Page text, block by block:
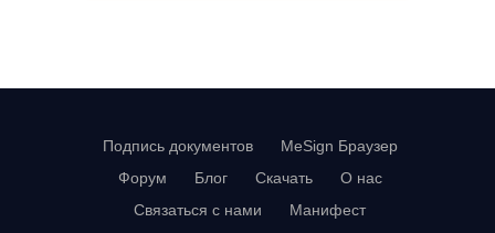
Подпись документов
MeSign Браузер
Форум
Блог Скачать
О нас
Связаться с нами
Манифест